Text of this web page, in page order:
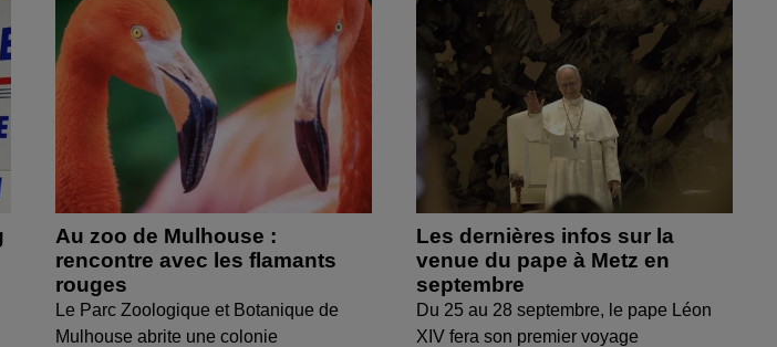
Au zoo de Mulhouse :
rencontre avec les flamants
rouges
Le Parc Zoologique et Botanique de
Mulhouse abrite une colonie
Les dernières infos sur la
venue du pape à Metz en
septembre
Du 25 au 28 septembre, le pape Léon
XIV fera son premier voyage